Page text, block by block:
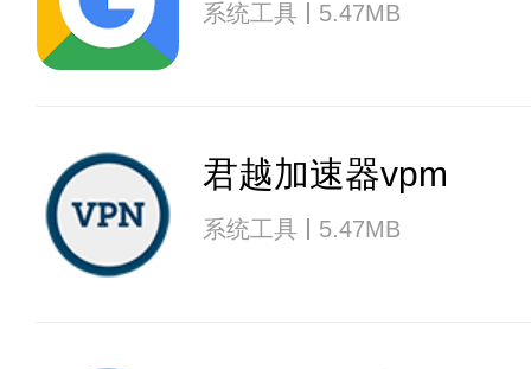
系统工具 5.47MB
君越加速器vpm
系统工具 5.47MB